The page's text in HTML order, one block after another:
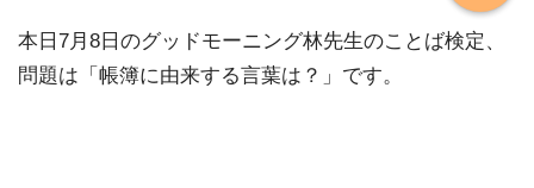
本日7月8日のグッドモーニング林先生のことば検定、
問題は「帳簿に由来する言葉は？」です。